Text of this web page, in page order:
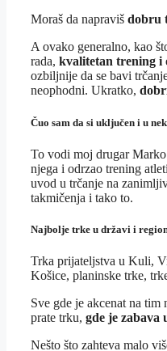
Moraš da napraviš dobru
A ovako generalno, kao
rada, kvalitetan trening i
ozbiljnije da se bavi
neophodni. Ukratko,
Čuo sam da si uključen i u
To vodi moj drugar
njega i odrzao trening
uvod u trčanje na
takmičenja i tako to.
Najbolje trke u državi i
Trka prijateljstva u Kuli,
Košice, planinske trke,
Sve gde je akcenat na
prate trku, gde je zabava
Nešto što zahteva malo